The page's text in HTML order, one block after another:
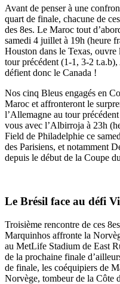
Avant de penser à une
quart de finale, chacune de
des 8es. Le Maroc tout
samedi 4 juillet à 19h (heure
Houston dans le Texas,
tour précédent (1-1, 3-2
défient donc le Canada !
Nos cinq Bleus engagés en
Maroc et affronteront le
l’Allemagne au tour
vous avec l’Albirroja à 23h
Field de Philadelphie ce
des Parisiens, et notamment
depuis le début de la Coupe
Le Brésil face au défi
Troisième rencontre de ces
Marquinhos affronte la
au MetLife Stadium de East
de la prochaine finale
de finale, les coéquipiers de
Norvège, tombeur de la Côte